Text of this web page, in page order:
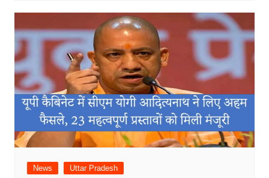
News Uttar Pradesh